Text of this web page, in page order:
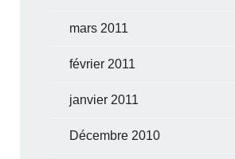
mars 2011
février 2011
janvier 2011
Décembre 2010